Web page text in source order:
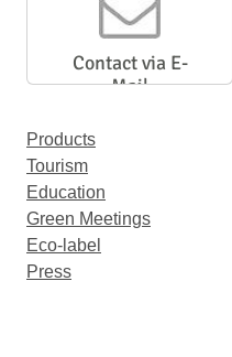
Contact via E-
Mail
Products
Tourism
Education
Green Meetings
Eco-label
Press